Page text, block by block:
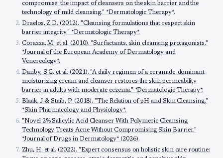
compromise: the impact of cleansers on the skin barrier and the
technology of mild cleansing." *Dermatologic Therapy*.
Draelos, Z.D. (2012). "Cleansing formulations that respect skin
barrier integrity." *Dermatologic Therapy*.
Corazza, M. et al. (2010). "Surfactants, skin cleansing protagonists."
*Journal of the European Academy of Dermatology and
Venereology*.
Danby, S.G. et al. (2021). "A daily regimen of a ceramide-dominant
moisturizing cream and cleanser restores the skin permeability
barrier in adults with moderate eczema." *Dermatologic Therapy*.
Blaak, J. & Staib, P. (2018). "The Relation of pH and Skin Cleansing."
*Skin Pharmacology and Physiology*.
"Novel 2% Salicylic Acid Cleanser With Polymeric Cleansing
Technology Treats Acne Without Compromising Skin Barrier."
*Journal of Drugs in Dermatology* (2026).
Zhu, H. et al. (2022). "Expert consensus on holistic skin care routine: